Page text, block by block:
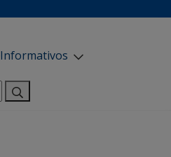
Informativos